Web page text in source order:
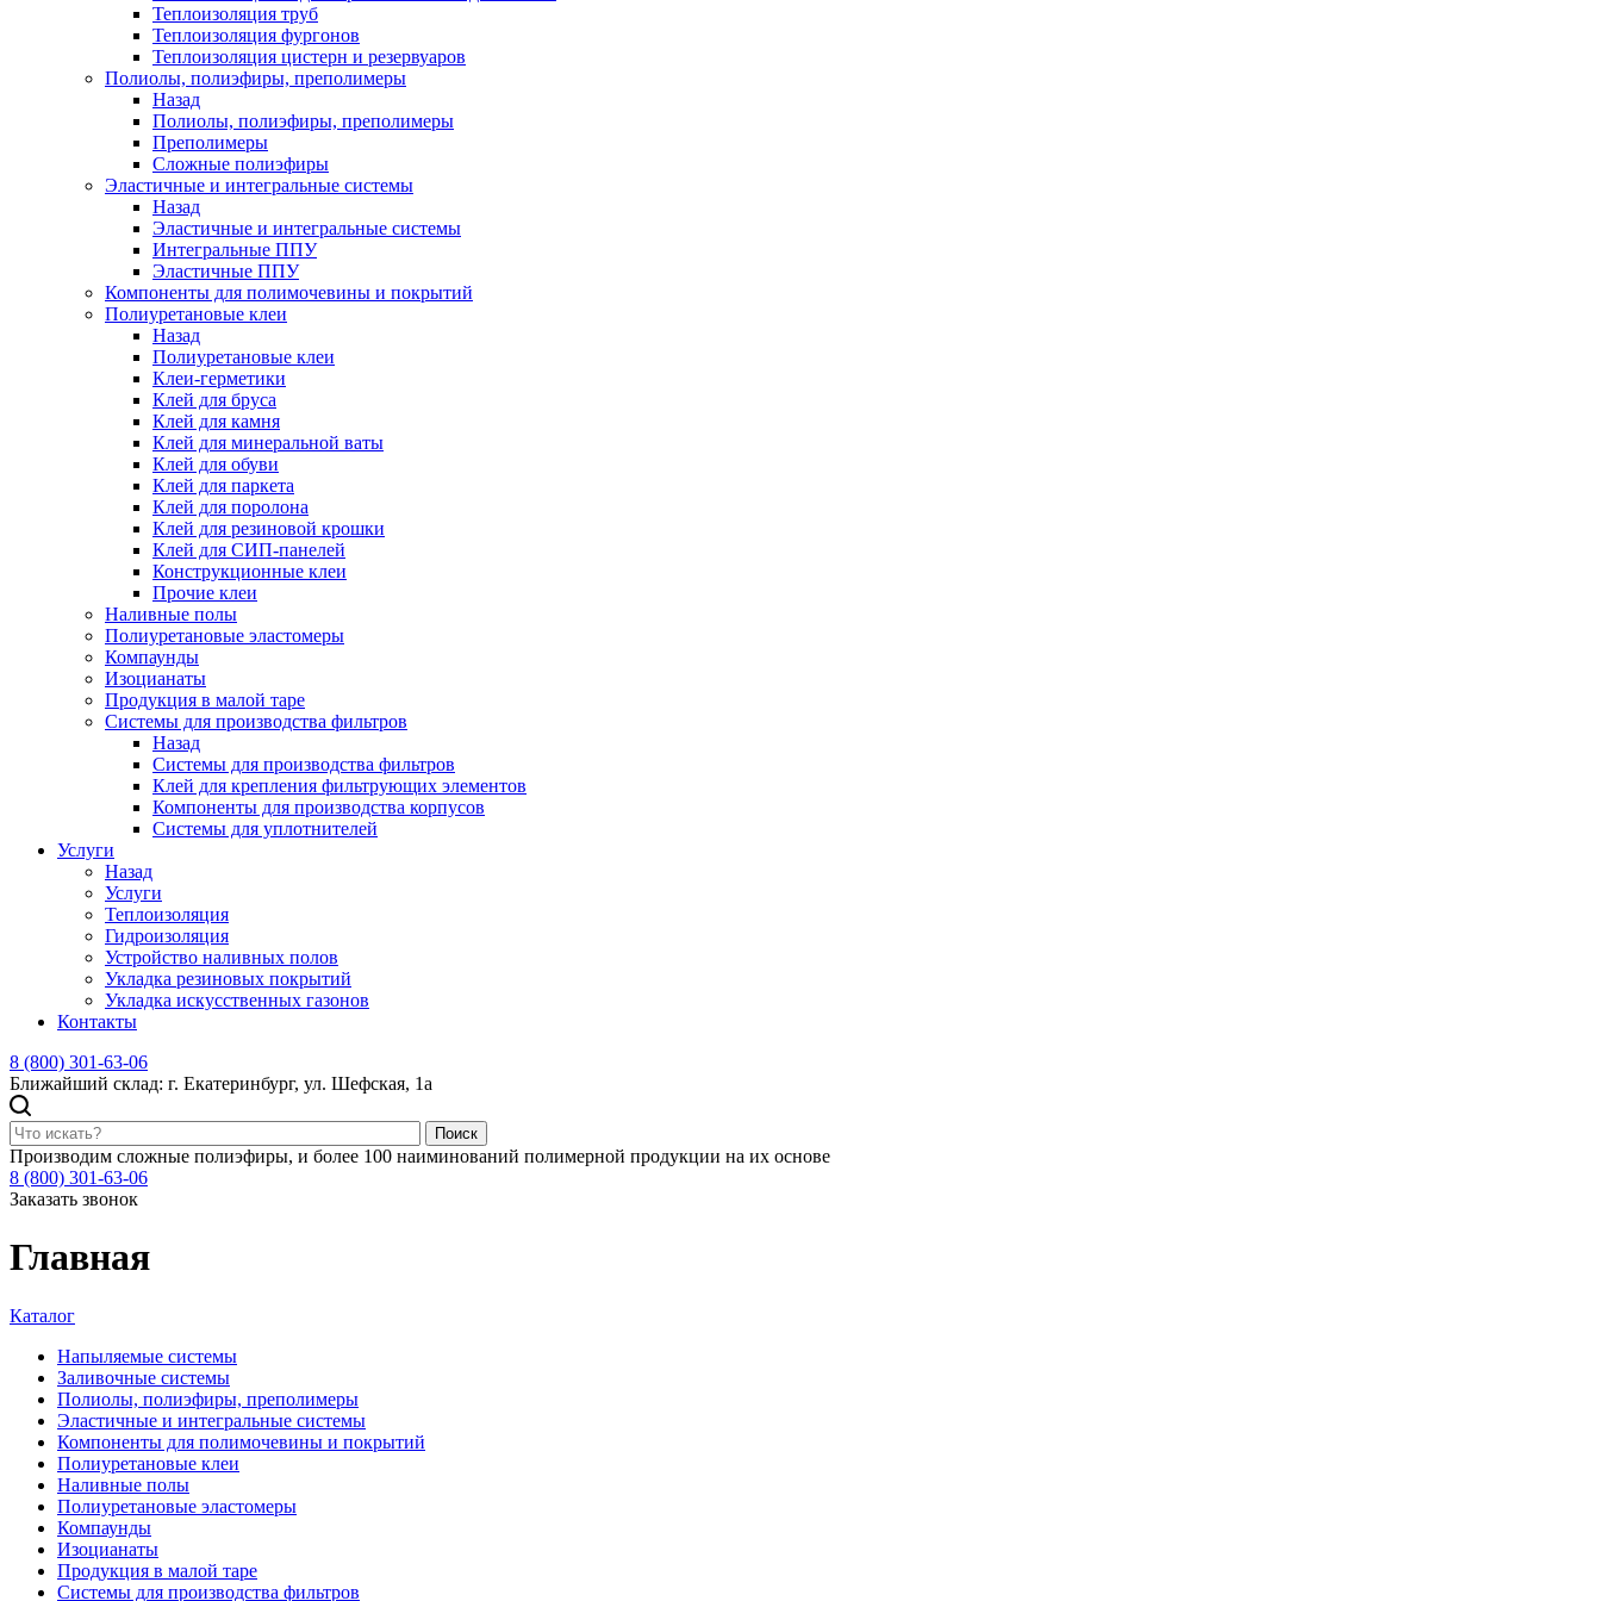
Теплоизоляция труб
Теплоизоляция фургонов
Теплоизоляция цистерн и резервуаров
Полиолы, полиэфиры, преполимеры
Назад
Полиолы, полиэфиры, преполимеры
Преполимеры
Сложные полиэфиры
Эластичные и интегральные системы
Назад
Эластичные и интегральные системы
Интегральные ППУ
Эластичные ППУ
Компоненты для полимочевины и покрытий
Полиуретановые клеи
Назад
Полиуретановые клеи
Клеи-герметики
Клей для бруса
Клей для камня
Клей для минеральной ваты
Клей для обуви
Клей для паркета
Клей для поролона
Клей для резиновой крошки
Клей для СИП-панелей
Конструкционные клеи
Прочие клеи
Наливные полы
Полиуретановые эластомеры
Компаунды
Изоцианаты
Продукция в малой таре
Системы для производства фильтров
Назад
Системы для производства фильтров
Клей для крепления фильтрующих элементов
Компоненты для производства корпусов
Системы для уплотнителей
Услуги
Назад
Услуги
Теплоизоляция
Гидроизоляция
Устройство наливных полов
Укладка резиновых покрытий
Укладка искусственных газонов
Контакты
8 (800) 301-63-06
Ближайший склад: г. Екатеринбург, ул. Шефская, 1а
Поиск
Производим сложные полиэфиры, и более 100 наиминований полимерной продукции на их основе
8 (800) 301-63-06
Заказать звонок
Главная
Каталог
Напыляемые системы
Заливочные системы
Полиолы, полиэфиры, преполимеры
Эластичные и интегральные системы
Компоненты для полимочевины и покрытий
Полиуретановые клеи
Наливные полы
Полиуретановые эластомеры
Компаунды
Изоцианаты
Продукция в малой таре
Системы для производства фильтров